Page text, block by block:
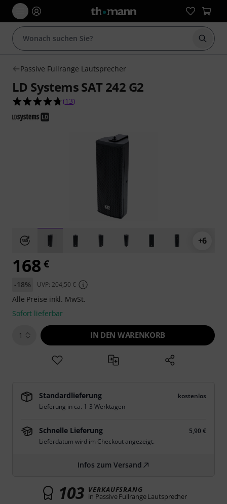
Suche
Passive Fullrange Lautsprecher
LD Systems SAT 242 G2
4.8 von 5 Sternen aus 13 Kundenbewertungen
(13)
+6
168 €
-18% UVP: 204,50 €
Alle Preise inkl. MwSt.
Sofort lieferbar
1 IN DEN WARENKORB
Standardlieferung
kostenlos
Lieferung in ca. 1-3 Werktagen
Schnelle Lieferung
5,90 €
Lieferdatum wird im Checkout angezeigt.
Infos zum Versand
103 VERKAUFSRANG
in Passive Fullrange Lautsprecher